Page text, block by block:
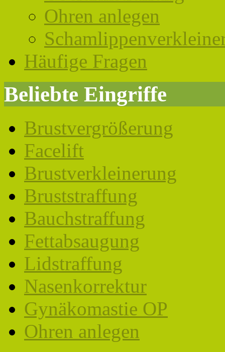
Ohren anlegen
Häufige Fragen
Beliebte Eingriffe
Brustvergrößerung
Facelift
Brustverkleinerung
Bruststraffung
Bauchstraffung
Fettabsaugung
Lidstraffung
Nasenkorrektur
Gynäkomastie OP
Ohren anlegen